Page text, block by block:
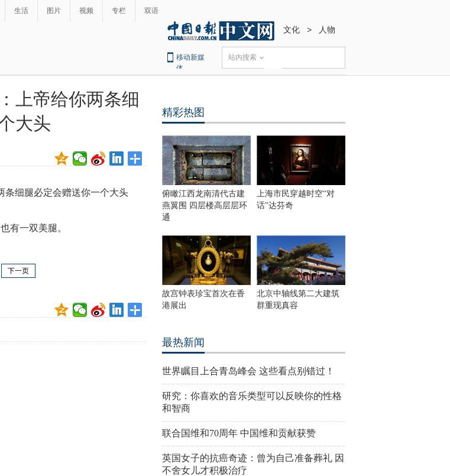
生活 图片 视频 专栏 双语
文化 > 人物
移动新媒
体
站内搜索
上帝给你两条细
大头
一双美腿。
下一页
精彩热图
俯瞰江西龙南清代古建
燕翼围 四层楼高层层环
通
上海市民穿越时空“对
话”达芬奇
故宫钟表珍宝首次在香
港展出
北京中轴线第二大建筑
群重现真容
最热新闻
世界瞩目上合青岛峰会 这些看点别错过！
研究：你喜欢的音乐类型可以反映你的性格
和智商
联合国维和70周年 中国维和贡献获赞
英国女子的抗癌奇迹：曾为自己准备葬礼 因
不舍女儿才积极治疗